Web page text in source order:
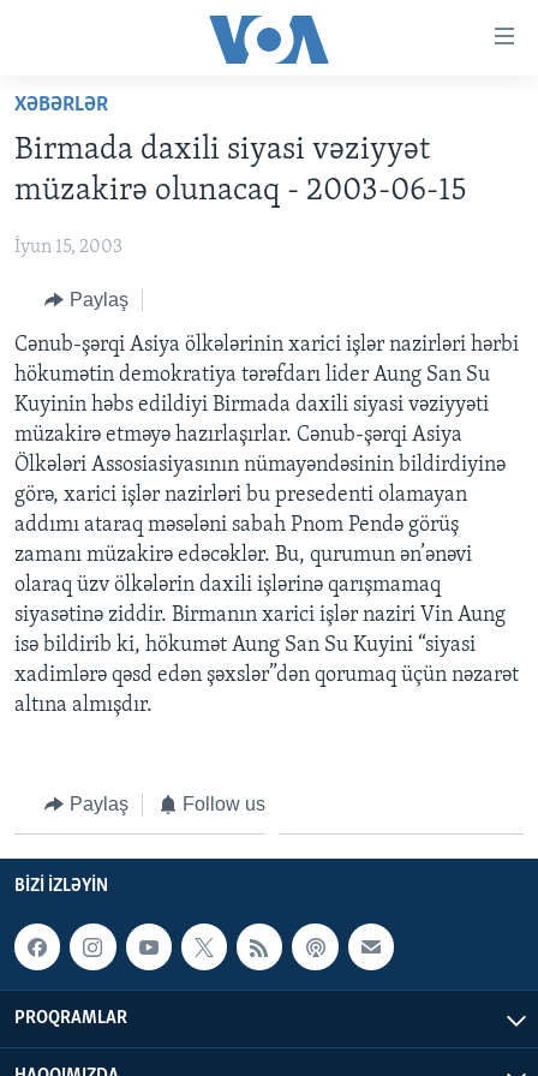
Skip
main
content
to
Navigation
Skip
to
Search
ANA SƏHİFƏ
PROQRAMLAR
DÜNYAYA BAXIŞ
FAKTLAR NƏ DEYIR?
DÜNYA
UKRAYNA BÖHRANI
İSRAIL-HƏMAS MÜNAQIŞƏSI
ABŞ
ABŞ SEÇKILƏRI 2024
İRAN AZƏRBAYCANI
VIDEOLAR
MEDIA AZADLIĞI
BAŞ MƏQALƏ
LEARNING ENGLISH
BIZI IZLƏYIN
Dillər
XƏBƏRLƏR
Birmada daxili siyasi vəziyyət
müzakirə olunacaq - 2003-06-15
İyun 15, 2003
Paylaş
Cənub-şərqi Asiya ölkələrinin xarici işlər nazirləri hərbi
hökumətin demokratiya tərəfdarı lider Aung San Su
Kuyinin həbs edildiyi Birmada daxili siyasi vəziyyəti
müzakirə etməyə hazırlaşırlar. Cənub-şərqi Asiya
Ölkələri Assosiasiyasının nümayəndəsinin bildirdiyinə
görə, xarici işlər nazirləri bu presedenti olamayan
addımı ataraq məsələni sabah Pnom Pendə görüş
zamanı müzakirə edəcəklər. Bu, qurumun ən’ənəvi
olaraq üzv ölkələrin daxili işlərinə qarışmamaq
siyasətinə ziddir. Birmanın xarici işlər naziri Vin Aung
isə bildirib ki, hökumət Aung San Su Kuyini “siyasi
xadimlərə qəsd edən şəxslər”dən qorumaq üçün nəzarət
altına almışdır.
Paylaş Follow us
BIZI IZLƏYIN
PROQRAMLAR